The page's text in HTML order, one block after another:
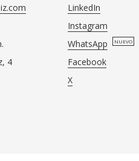
4
LinkedIn
Instagram
WhatsApp
NUEVO
Facebook
X